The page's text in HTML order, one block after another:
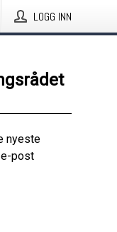
LOGG INN
nyeste
e-post